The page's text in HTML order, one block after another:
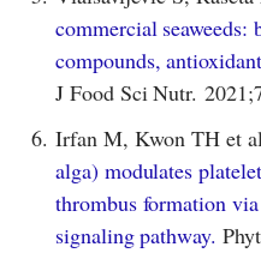
commercial
compounds,
J Food Sci Nutr.
6. Irfan M, Kwon TH et
alga) modulates
thrombus formation
signaling pathway.